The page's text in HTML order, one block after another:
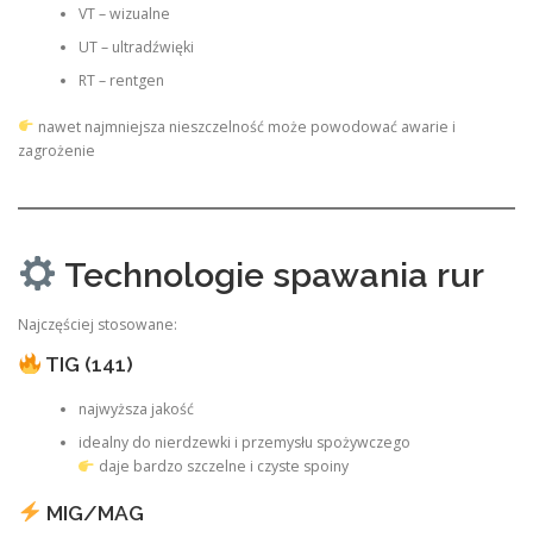
VT – wizualne
UT – ultradźwięki
RT – rentgen
nawet najmniejsza nieszczelność może powodować awarie i
zagrożenie
Technologie spawania rur
Najczęściej stosowane:
TIG (141)
najwyższa jakość
idealny do nierdzewki i przemysłu spożywczego
daje bardzo szczelne i czyste spoiny
MIG/MAG